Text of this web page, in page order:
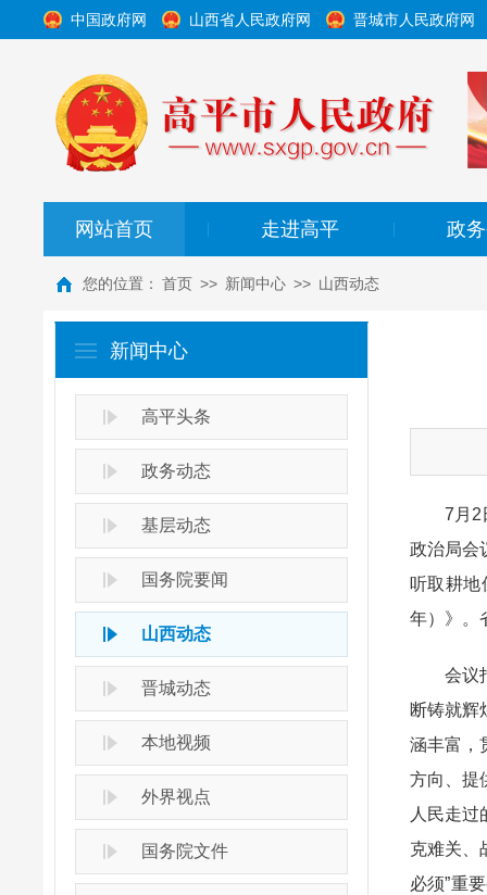
中国政府网 山西省人民政府网 晋城市人民政府网
网站首页 走进高平 政
您的位置： 首页 >> 新闻中心 >> 山西动态
新闻中心
高平头条
政务动态
基层动态
国务院要闻
山西动态
晋城动态
本地视频
外界视点
国务院文件
7月2
政治局会
听取耕
年）》。
会议
断铸就辉
涵丰富，
方向、提
人民走
克难关、
必须”重